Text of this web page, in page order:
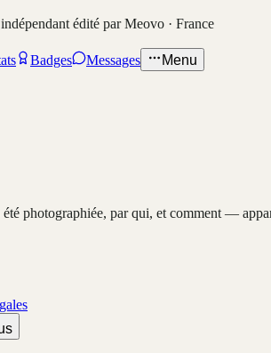
édité par Meovo · France
Badges Messages Menu
photographiée, par qui, et comment —